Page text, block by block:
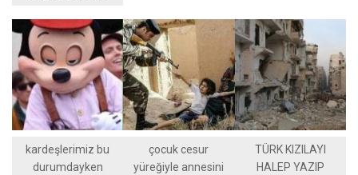
kardeşlerimiz bu
durumdayken
çocuk cesur
yüreğiyle annesini
TÜRK KIZILAYI
HALEP YAZIP